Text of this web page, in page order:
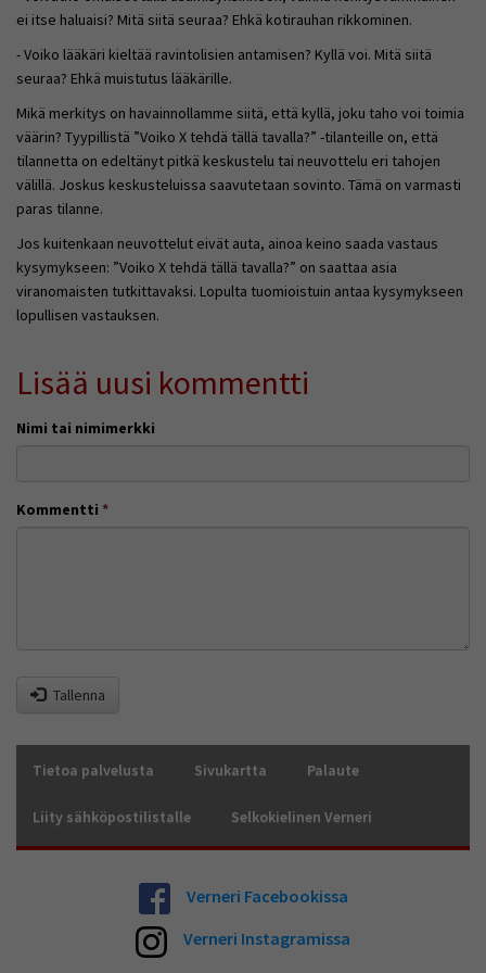
ei itse haluaisi? Mitä siitä seuraa? Ehkä kotirauhan rikkominen.
- Voiko lääkäri kieltää ravintolisien antamisen? Kyllä voi. Mitä siitä
seuraa? Ehkä muistutus lääkärille.
Mikä merkitys on havainnollamme siitä, että kyllä, joku taho voi toimia
väärin? Tyypillistä ”Voiko X tehdä tällä tavalla?” -tilanteille on, että
tilannetta on edeltänyt pitkä keskustelu tai neuvottelu eri tahojen
välillä. Joskus keskusteluissa saavutetaan sovinto. Tämä on varmasti
paras tilanne.
Jos kuitenkaan neuvottelut eivät auta, ainoa keino saada vastaus
kysymykseen: ”Voiko X tehdä tällä tavalla?” on saattaa asia
viranomaisten tutkittavaksi. Lopulta tuomioistuin antaa kysymykseen
lopullisen vastauksen.
Lisää uusi kommentti
Nimi tai nimimerkki
Kommentti *
Tallenna
Tietoa palvelusta Sivukartta Palaute
Liity sähköpostilistalle Selkokielinen Verneri
Verneri Facebookissa
Verneri Instagramissa